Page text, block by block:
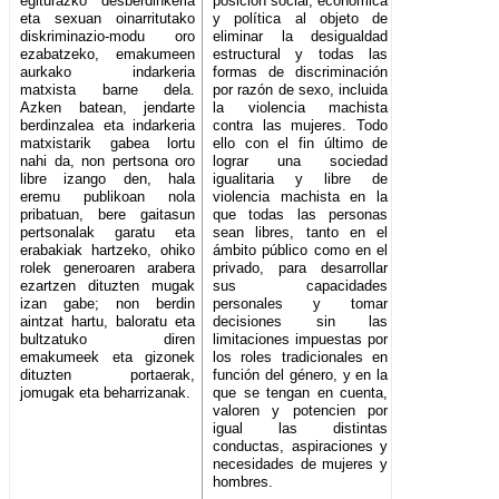
eta sexuan oinarritutako
diskriminazio-modu oro
ezabatzeko, emakumeen
aurkako indarkeria
matxista barne dela.
Azken batean, jendarte
berdinzalea eta indarkeria
matxistarik gabea lortu
nahi da, non pertsona oro
libre izango den, hala
eremu publikoan nola
pribatuan, bere gaitasun
pertsonalak garatu eta
erabakiak hartzeko, ohiko
rolek generoaren arabera
ezartzen dituzten mugak
izan gabe; non berdin
aintzat hartu, baloratu eta
bultzatuko diren
emakumeek eta gizonek
dituzten portaerak,
jomugak eta beharrizanak.
y política al objeto de
eliminar la desigualdad
estructural y todas las
formas de discriminación
por razón de sexo, incluida
la violencia machista
contra las mujeres. Todo
ello con el fin último de
lograr una sociedad
igualitaria y libre de
violencia machista en la
que todas las personas
sean libres, tanto en el
ámbito público como en el
privado, para desarrollar
sus capacidades
personales y tomar
decisiones sin las
limitaciones impuestas por
los roles tradicionales en
función del género, y en la
que se tengan en cuenta,
valoren y potencien por
igual las distintas
conductas, aspiraciones y
necesidades de mujeres y
hombres.